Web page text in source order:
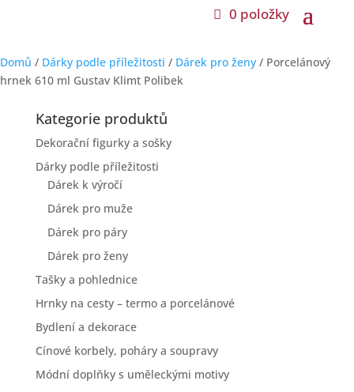
0 položky
0 položky
Domů / Dárky podle příležitosti / Dárek pro ženy / Porcelánový
hrnek 610 ml Gustav Klimt Polibek
Kategorie produktů
Dekorační figurky a sošky
Dárky podle příležitosti
Dárek k výročí
Dárek pro muže
Dárek pro páry
Dárek pro ženy
Tašky a pohlednice
Hrnky na cesty – termo a porcelánové
Bydlení a dekorace
Cínové korbely, poháry a soupravy
Módní doplňky s uměleckými motivy